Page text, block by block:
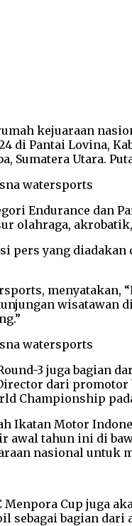
kejuaraan
di Pantai Lovina,
Sumatera Utara.
Endurance dan
olahraga,
yang diadakan
menyatakan,
wisatawan
3 juga bagian
dari
Championship
Ikatan Motor
awal tahun ini di
nasional untuk
Cup juga
sebagai bagian dari